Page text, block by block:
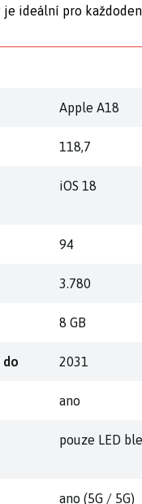
ideální pro
Apple A18
118,7
iOS 18
94
3.780
8 GB
do 2031
ano
pouze LED
ano (5G / 5G)